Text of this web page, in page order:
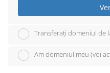
Transferați domeniul de
Am domeniul meu (voi